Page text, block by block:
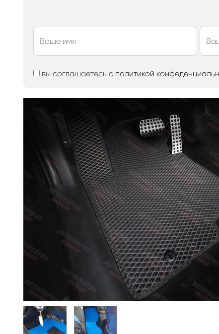
вы соглашаетесь с политикой